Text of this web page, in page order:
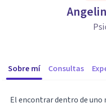
Sobre mí Consultas
El encontrar dentro de uno